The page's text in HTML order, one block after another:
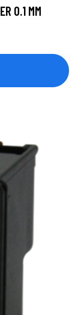
0.1 MM